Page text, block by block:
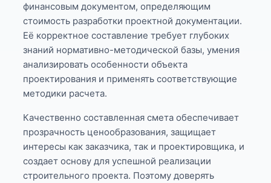
финансовым документом, определяющим
стоимость разработки проектной документации.
Её корректное составление требует глубоких
знаний нормативно-методической базы, умения
анализировать особенности объекта
проектирования и применять соответствующие
методики расчета.
Качественно составленная смета обеспечивает
прозрачность ценообразования, защищает
интересы как заказчика, так и проектировщика, и
создает основу для успешной реализации
строительного проекта. Поэтому доверять